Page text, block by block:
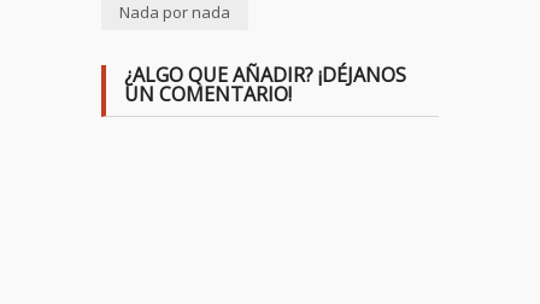
Nada por nada
¿ALGO QUE AÑADIR? ¡DÉJANOS
UN COMENTARIO!